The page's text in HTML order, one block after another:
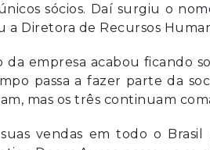
sócios. Daí surgiu o
a Diretora de Recursos
empresa acabou ficando
passa a fazer parte da
mas os três continuam
vendas em todo o